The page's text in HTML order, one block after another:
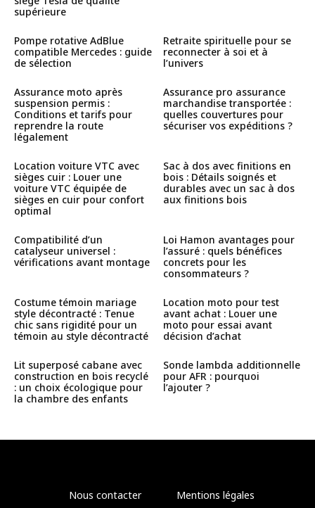
supérieure
Pompe rotative AdBlue
compatible Mercedes : guide
de sélection
Retraite spirituelle pour se
reconnecter à soi et à
l’univers
Assurance moto après
suspension permis :
Conditions et tarifs pour
reprendre la route
légalement
Assurance pro assurance
marchandise transportée :
quelles couvertures pour
sécuriser vos expéditions ?
Location voiture VTC avec
sièges cuir : Louer une
voiture VTC équipée de
sièges en cuir pour confort
optimal
Sac à dos avec finitions en
bois : Détails soignés et
durables avec un sac à dos
aux finitions bois
Compatibilité d’un
catalyseur universel :
vérifications avant montage
Loi Hamon avantages pour
l’assuré : quels bénéfices
concrets pour les
consommateurs ?
Costume témoin mariage
style décontracté : Tenue
chic sans rigidité pour un
témoin au style décontracté
Location moto pour test
avant achat : Louer une
moto pour essai avant
décision d’achat
Lit superposé cabane avec
construction en bois recyclé
: un choix écologique pour
la chambre des enfants
Sonde lambda additionnelle
pour AFR : pourquoi
l’ajouter ?
Nous contacter Mentions légales